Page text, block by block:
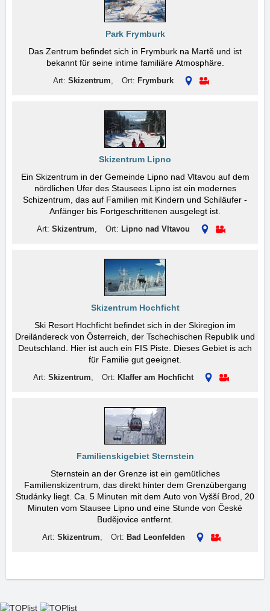
Park Frymburk
Das Zentrum befindet sich in Frymburk na Martě und ist
bekannt für seine intime familiäre Atmosphäre.
Art: Skizentrum, Ort: Frymburk
Skizentrum Lipno
Ein Skizentrum in der Gemeinde Lipno nad Vltavou auf dem
nördlichen Ufer des Stausees Lipno ist ein modernes
Schizentrum, das auf Familien mit Kindern und Schiläufer -
Anfänger bis Fortgeschrittenen ausgelegt ist.
Art: Skizentrum, Ort: Lipno nad Vltavou
Skizentrum Hochficht
Ski Resort Hochficht befindet sich in der Skiregion im
Dreiländereck von Österreich, der Tschechischen Republik und
Deutschland. Hier ist auch ein FIS Piste. Dieses Gebiet is ach
für Familie gut geeignet.
Art: Skizentrum, Ort: Klaffer am Hochficht
Familienskigebiet Sternstein
Sternstein an der Grenze ist ein gemütliches
Familienskizentrum, das direkt hinter dem Grenzübergang
Studánky liegt. Ca. 5 Minuten mit dem Auto von Vyšší Brod, 20
Minuten vom Stausee Lipno und eine Stunde von České
Budějovice entfernt.
Art: Skizentrum, Ort: Bad Leonfelden